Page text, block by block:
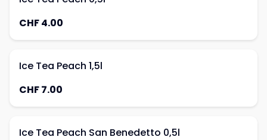
CHF 4.00
Ice Tea Peach 1,5l
CHF 7.00
Ice Tea Peach San Benedetto 0,5l